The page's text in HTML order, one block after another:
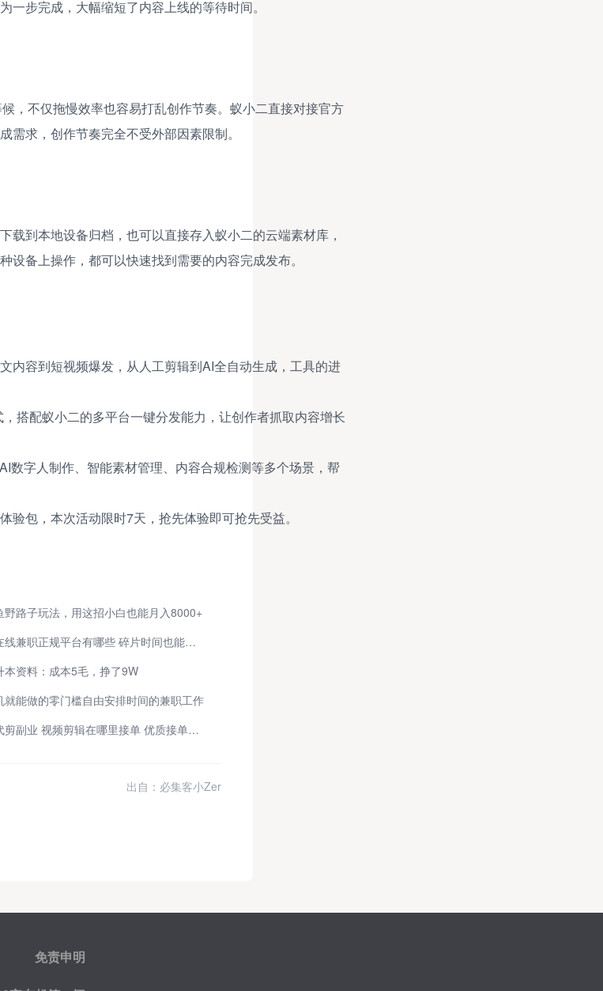
步完成，大幅缩短了内容上线的等待时间。
，不仅拖慢效率也容易打乱创作节奏。蚁小二直接对接官方
求，创作节奏完全不受外部因素限制。
到本地设备归档，也可以直接存入蚁小二的云端素材库，
备上操作，都可以快速找到需要的内容完成发布。
内容到短视频爆发，从人工剪辑到AI全自动生成，工具的进
搭配蚁小二的多平台一键分发能力，让创作者抓取内容增长
数字人制作、智能素材管理、内容合规检测等多个场景，帮
包，本次活动限时7天，抢先体验即可抢先受益。
野路子玩法，用这招小白也能月入8000+
零门槛可做的在线兼职正规平台有哪些 碎片时间也能轻松变现
本资料：成本5毛，挣了9W
就能做的零门槛自由安排时间的兼职工作
空余时间想做代剪副业 视频剪辑在哪里接单 优质接单渠道整理
出自：必集客小Zer
免责申明